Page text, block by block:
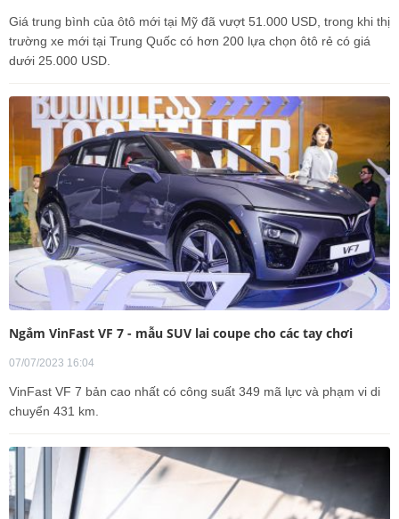
Giá trung bình của ôtô mới tại Mỹ đã vượt 51.000 USD, trong khi thị
trường xe mới tại Trung Quốc có hơn 200 lựa chọn ôtô rẻ có giá
dưới 25.000 USD.
Ngắm VinFast VF 7 - mẫu SUV lai coupe cho các tay chơi
07/07/2023 16:04
VinFast VF 7 bản cao nhất có công suất 349 mã lực và phạm vi di
chuyển 431 km.